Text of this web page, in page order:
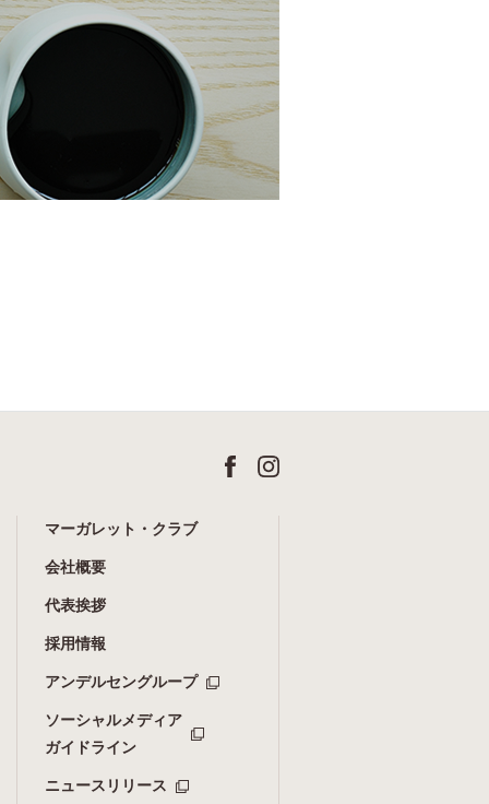
マーガレット・クラブ
会社概要
代表挨拶
採用情報
アンデルセングループ
ソーシャルメディア
ガイドライン
ニュースリリース